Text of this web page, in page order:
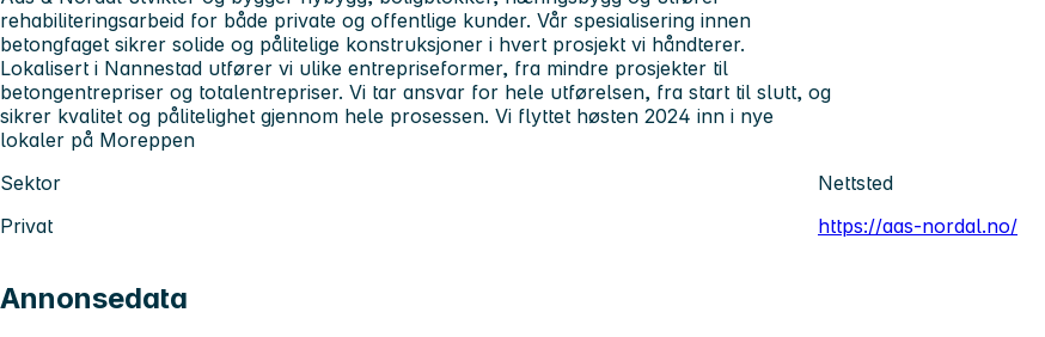
rehabiliteringsarbeid for både private og offentlige kunder. Vår spesialisering innen
betongfaget sikrer solide og pålitelige konstruksjoner i hvert prosjekt vi håndterer.
Lokalisert i Nannestad utfører vi ulike entrepriseformer, fra mindre prosjekter til
betongentrepriser og totalentrepriser. Vi tar ansvar for hele utførelsen, fra start til slutt, og
sikrer kvalitet og pålitelighet gjennom hele prosessen. Vi flyttet høsten 2024 inn i nye
lokaler på Moreppen
Sektor
Privat
Nettsted
https://aas-nordal.no/
Annonsedata